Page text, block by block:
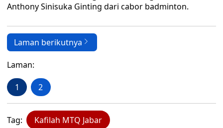
Anthony Sinisuka Ginting dari cabor badminton.
Laman berikutnya
Laman:
1 2
Tag: Kafilah MTQ Jabar